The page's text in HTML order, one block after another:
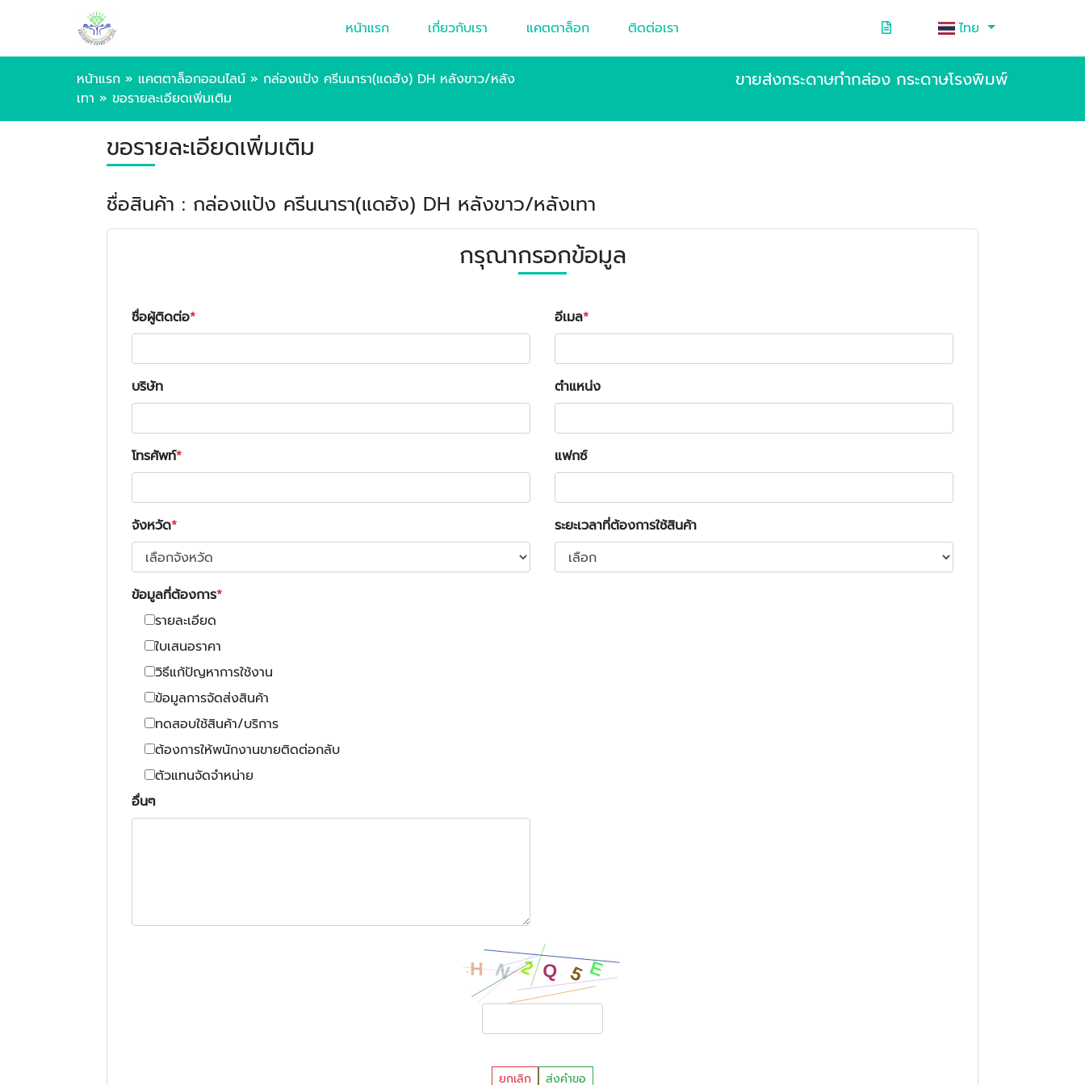
หน้าแรก เกี่ยวกับเรา แคตตาล็อก ติดต่อเรา ไทย
หน้าแรก » แคตตาล็อกออนไลน์ » กล่องแป้ง ครีนนารา(แดฮัง) DH หลังขาว/หลัง
เทา » ขอรายละเอียดเพิ่มเติม
ขายส่งกระดาษทำกล่อง กระดาษโรงพิมพ์
ขอรายละเอียดเพิ่มเติม
ชื่อสินค้า : กล่องแป้ง ครีนนารา(แดฮัง) DH หลังขาว/หลังเทา
กรุณากรอกข้อมูล
ชื่อผู้ติดต่อ อีเมล
บริษัท ตำแหน่ง
โทรศัพท์ แฟกซ์
จังหวัด ระยะเวลาที่ต้องการใช้สินค้า
ข้อมูลที่ต้องการ
รายละเอียด
ใบเสนอราคา
วิธีแก้ปัญหาการใช้งาน
ข้อมูลการจัดส่งสินค้า
ทดสอบใช้สินค้า/บริการ
ต้องการให้พนักงานขายติดต่อกลับ
ตัวแทนจัดจำหน่าย
อื่นๆ
ยกเลิก ส่งคำขอ